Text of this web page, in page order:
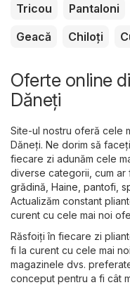
Tricou Pantaloni
Geacă
Chiloți
Oferte online
Dăneţi
Site-ul nostru oferă cele
Dăneţi. Ne dorim să
fiecare zi adunăm cele
diverse categorii, cum ar
grădină Haine, pantofi,
Actualizăm constant
curent cu cele mai noi
Răsfoiți în fiecare zi
fi la curent cu cele mai
magazinele dvs.
conceput pentru a fi cât